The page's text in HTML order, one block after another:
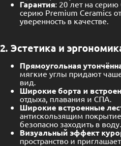
Гарантия: 20 лет на
серию Premium Ceramics
уверенность в качестве.
2. Эстетика и
Прямоугольная
мягкие углы придают
вид.
Широкие борта и
отдыха, плавания и СПА.
Широкие встроенные
антискользящим
безопасно заходить в воду.
Визуальный эффект
пространство и